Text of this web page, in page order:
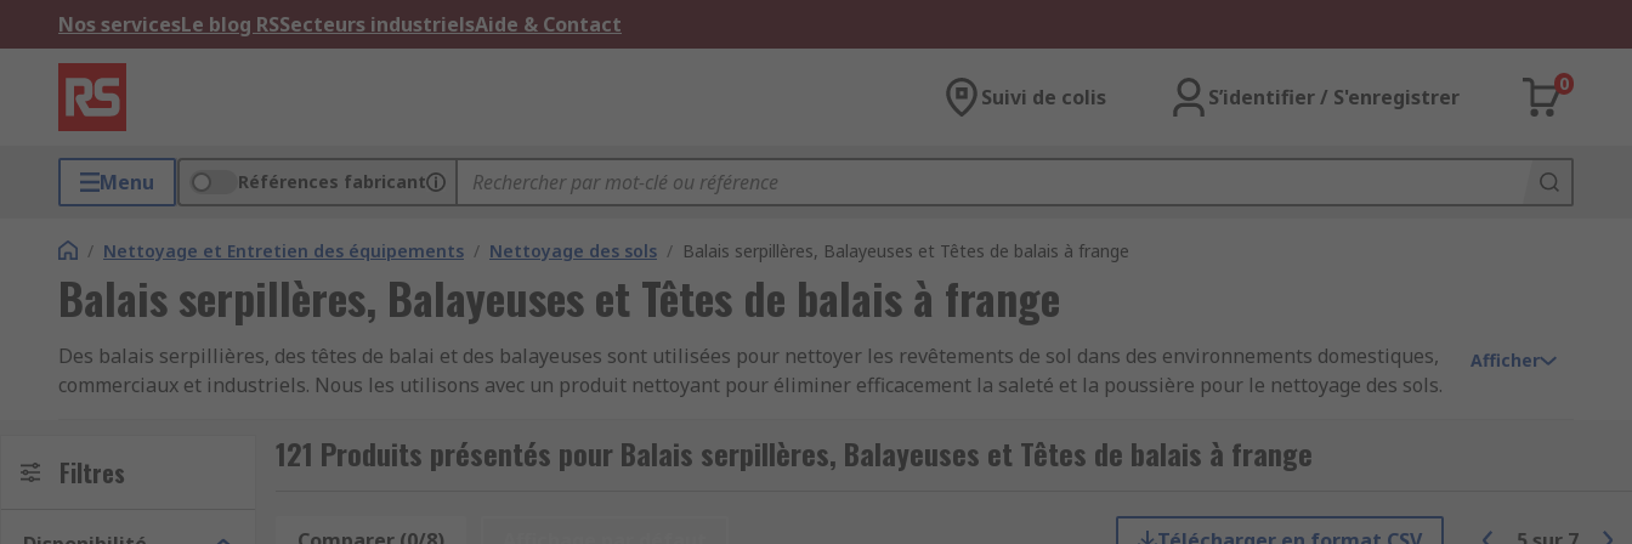
Nos servicesLe blog RSSecteurs industrielsAide & Contact
Suivi de colis S’identifier / S'enregistrer
0
Menu Références fabricant
/ Nettoyage et Entretien des équipements / Nettoyage des sols / Balais serpillères, Balayeuses et Têtes de balais à frange
Balais serpillères, Balayeuses et Têtes de balais à frange
Des balais serpillières, des têtes de balai et des balayeuses sont utilisées pour nettoyer les revêtements de sol dans des environnements domestiques,
commerciaux et industriels. Nous les utilisons avec un produit nettoyant pour éliminer efficacement la saleté et la poussière pour le nettoyage des sols.
Les balais serpillières et les balayeuses sont des outils essentiels pour l'hygiène au travail. Que ce soit dans les environnements de manipulation des
Afficher
Filtres 121 Produits présentés pour Balais serpillères, Balayeuses et Têtes de balais à frange